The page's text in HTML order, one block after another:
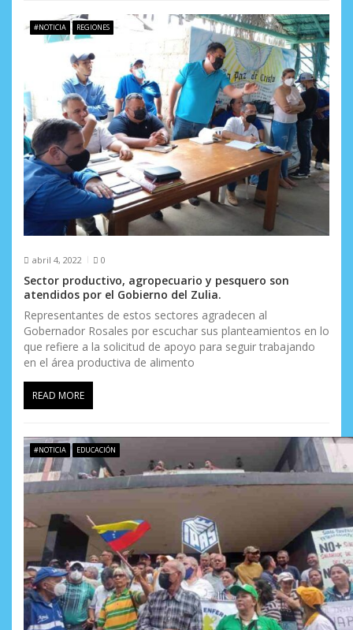
#NOTICIA REGIONES
abril 4, 2022 0
Sector productivo, agropecuario y pesquero son
atendidos por el Gobierno del Zulia.
Representantes de estos sectores agradecen al
Gobernador Rosales por escuchar sus planteamientos en lo
que refiere a la solicitud de apoyo para seguir trabajando
en el área productiva de alimento
READ MORE
#NOTICIA EDUCACIÓN